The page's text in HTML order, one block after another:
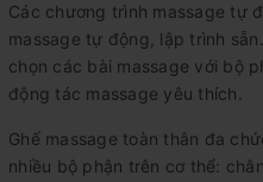
Các chương trình massage tự
massage tự động, lập trình
chọn các bài massage với bộ
động tác massage yêu thích.
Ghế massage toàn thân đa
nhiều bộ phận trên cơ thể: